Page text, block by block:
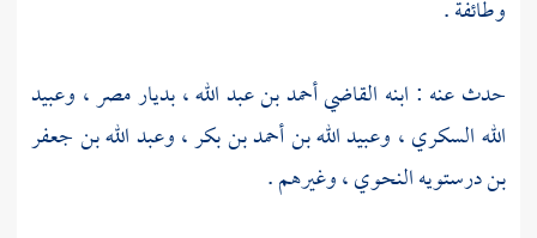
وطائفة .
حدث عنه : ابنه القاضيأحمد بن عبد الله، بديارمصر، وعبيد
الله السكري، وعبيد الله بن أحمد بن بكر،وعبد الله بن جعفر
بن درستويه النحوي، وغيرهم .